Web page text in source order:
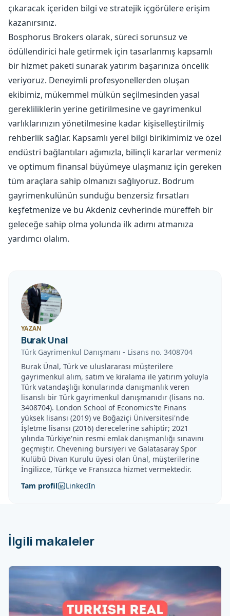
çıkaracak içeriden bilgi ve stratejik içgörülere erişim
kazanırsınız.
Bosphorus Brokers olarak, süreci sorunsuz ve
ödüllendirici hale getirmek için tasarlanmış kapsamlı
bir hizmet paketi sunarak yatırım başarınıza öncelik
veriyoruz. Deneyimli profesyonellerden oluşan
ekibimiz, mükemmel mülkün seçilmesinden yasal
gerekliliklerin yerine getirilmesine ve gayrimenkul
varlıklarınızın yönetilmesine kadar kişiselleştirilmiş
rehberlik sağlar. Kapsamlı yerel bilgi birikimimiz ve özel
endüstri bağlantıları ağımızla, bilinçli kararlar vermeniz
ve optimum finansal büyümeye ulaşmanız için gereken
tüm araçlara sahip olmanızı sağlıyoruz. Bodrum
gayrimenkulünün sunduğu benzersiz fırsatları
keşfetmenize ve bu Akdeniz cevherinde müreffeh bir
geleceğe sahip olma yolunda ilk adımı atmanıza
yardımcı olalım.
YAZAN
Burak Unal
Türk Gayrimenkul Danışmanı - Lisans no. 3408704
Burak Ünal, Türk ve uluslararası müşterilere
gayrimenkul alım, satım ve kiralama ile yatırım yoluyla
Türk vatandaşlığı konularında danışmanlık veren
lisanslı bir Türk gayrimenkul danışmanıdır (lisans no.
3408704). London School of Economics'te Finans
yüksek lisansı (2019) ve Boğaziçi Üniversitesi'nde
İşletme lisansı (2016) derecelerine sahiptir; 2021
yılında Türkiye'nin resmi emlak danışmanlığı sınavını
geçmiştir. Chevening bursiyeri ve Galatasaray Spor
Kulübü Divan Kurulu üyesi olan Ünal, müşterilerine
İngilizce, Türkçe ve Fransızca hizmet vermektedir.
Tam profil
LinkedIn
İlgili makaleler